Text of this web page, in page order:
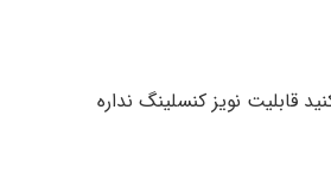
قابلیت نویز کنسلینگ نداره